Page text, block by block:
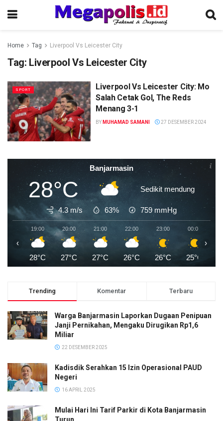
Home Tag Liverpool Vs Leicester City
Tag: Liverpool Vs Leicester City
SPORT
Liverpool Vs Leicester City: Mo
Salah Cetak Gol, The Reds
Menang 3-1
BY MUHAMAD SAMANI 27 DESEMBER 2024
Banjarmasin
28°C Sedikit mendung
4.3 m/s 63% 759 mmHg
19:00
28°C
20:00
27°C
21:00
27°C
22:00
26°C
23:00
26°C
00:00
25°C
‹ ›
Trending Komentar Terbaru
Warga Banjarmasin Laporkan Dugaan Penipuan
Janji Pernikahan, Mengaku Dirugikan Rp1,6
Miliar
22 DESEMBER 2025
Kadisdik Serahkan 15 Izin Operasional PAUD
Negeri
16 APRIL 2025
Mulai Hari Ini Tarif Parkir di Kota Banjarmasin
Turun